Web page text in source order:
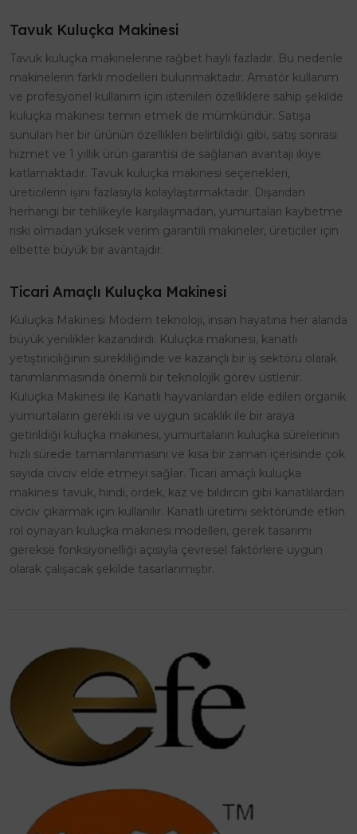
Tavuk Kuluçka Makinesi
Tavuk kuluçka makinelerine rağbet hayli fazladır. Bu nedenle
makinelerin farklı modelleri bulunmaktadır. Amatör kullanım
ve profesyonel kullanım için istenilen özelliklere sahip şekilde
kuluçka makinesi temin etmek de mümkündür. Satışa
sunulan her bir ürünün özellikleri belirtildiği gibi, satış sonrası
hizmet ve 1 yıllık ürün garantisi de sağlanan avantajı ikiye
katlamaktadır. Tavuk kuluçka makinesi seçenekleri,
üreticilerin işini fazlasıyla kolaylaştırmaktadır. Dışarıdan
herhangi bir tehlikeyle karşılaşmadan, yumurtaları kaybetme
riski olmadan yüksek verim garantili makineler, üreticiler için
elbette büyük bir avantajdır.
Ticari Amaçlı Kuluçka Makinesi
Kuluçka Makinesi Modern teknoloji, insan hayatına her alanda
büyük yenilikler kazandırdı. Kuluçka makinesi, kanatlı
yetiştiriciliğinin sürekliliğinde ve kazançlı bir iş sektörü olarak
tanımlanmasında önemli bir teknolojik görev üstlenir.
Kuluçka Makinesi ile Kanatlı hayvanlardan elde edilen organik
yumurtaların gerekli ısı ve uygun sıcaklık ile bir araya
getirildiği kuluçka makinesi, yumurtaların kuluçka sürelerinin
hızlı sürede tamamlanmasını ve kısa bir zaman içerisinde çok
sayıda civciv elde etmeyi sağlar. Ticari amaçlı kuluçka
makinesi tavuk, hindi, ördek, kaz ve bıldırcın gibi kanatlılardan
civciv çıkarmak için kullanılır. Kanatlı üretimi sektöründe etkin
rol oynayan kuluçka makinesi modelleri, gerek tasarımı
gerekse fonksiyonelliği açısıyla çevresel faktörlere uygun
olarak çalışacak şekilde tasarlanmıştır.